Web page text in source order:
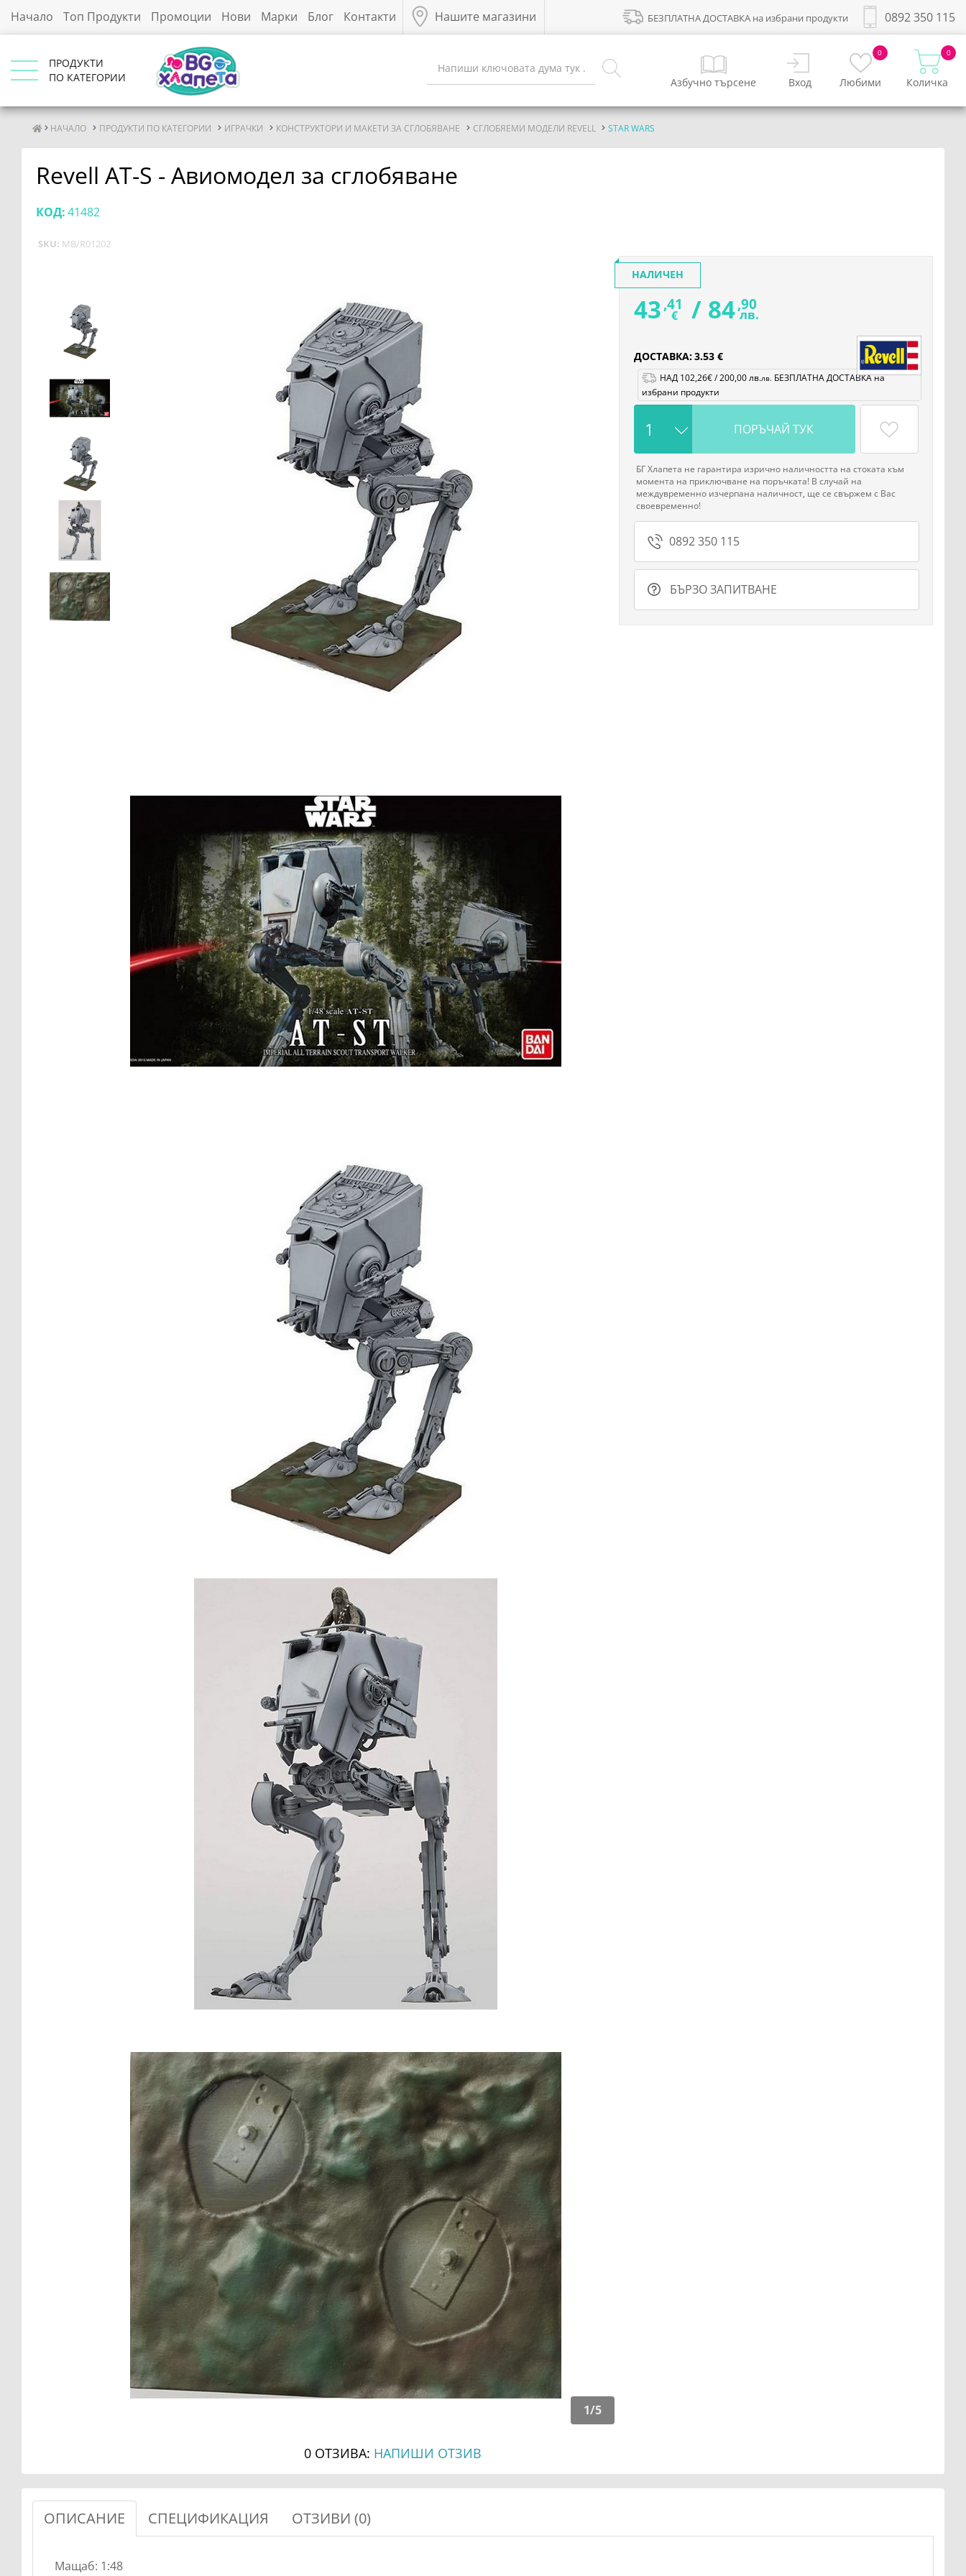
Начало Топ Продукти Промоции Нови Марки Блог Контакти Нашите магазини 0892 350 115
БЕЗПЛАТНА ДОСТАВКА на избрани продукти
ПРОДУКТИ
ПО КАТЕГОРИИ
Азбучно търсене Вход
0
Любими
0
Количка
НАЧАЛО ПРОДУКТИ ПО КАТЕГОРИИ ИГРАЧКИ КОНСТРУКТОРИ И МАКЕТИ ЗА СГЛОБЯВАНЕ СГЛОБЯЕМИ МОДЕЛИ REVELL STAR WARS
Revell AT-S - Авиомодел за сглобяване
КОД:41482
SKU: MB/R01202
0 ОТЗИВА: НАПИШИ ОТЗИВ
1/5
НАЛИЧЕН
43,41
€ / 84,90
лв.
ДОСТАВКА:3.53 €
НАД 102,26€/200,00лв.лв. БЕЗПЛАТНА ДОСТАВКА на
избрани продукти
ПОРЪЧАЙ ТУК
БГ Хлапета не гарантира изрично наличността на стоката към
момента на приключване на поръчката! В случай на
междувременно изчерпана наличност, ще се свържем с Вас
своевременно!
0892 350 115
БЪРЗО ЗАПИТВАНЕ
ОПИСАНИЕ СПЕЦИФИКАЦИЯ ОТЗИВИ (0)
Мащаб: 1:48